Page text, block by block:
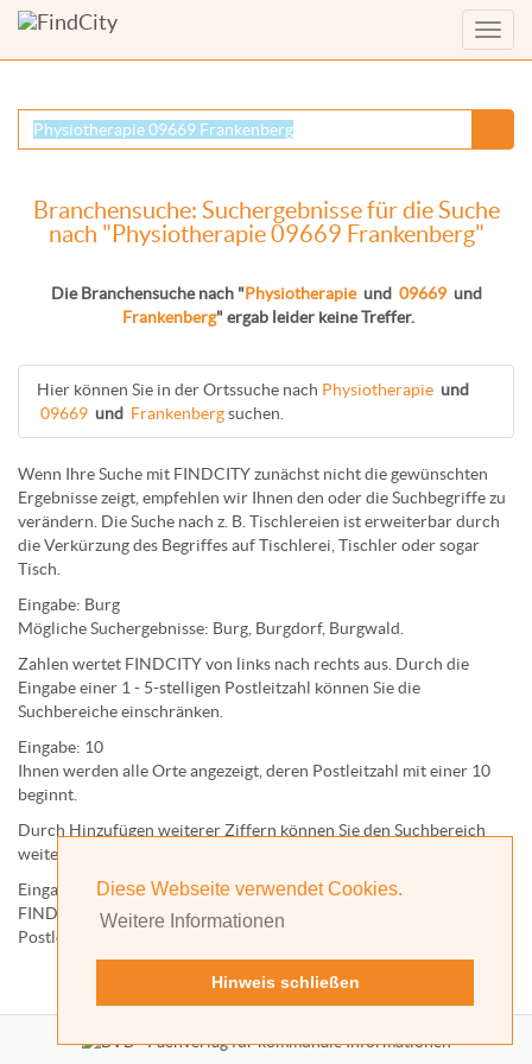
Diese Webseite verwendet Cookies.
Weitere Informationen
Hinweis schließen
Menü
Branchensuche: Suchergebnisse für die Suche
nach "Physiotherapie 09669 Frankenberg"
Die Branchensuche nach "Physiotherapie und 09669 und
Frankenberg" ergab leider keine Treffer.
Hier können Sie in der Ortssuche nach Physiotherapie und
09669 und Frankenbergsuchen.
Wenn Ihre Suche mit FINDCITY zunächst nicht die gewünschten
Ergebnisse zeigt, empfehlen wir Ihnen den oder die Suchbegriffe zu
verändern. Die Suche nach z. B. Tischlereien ist erweiterbar durch
die Verkürzung des Begriffes aufTischlerei Tischleroder sogar
Tisch
Eingabe: Burg
Mögliche Suchergebnisse: Burg Burgdorf, Burgwald.
Zahlen wertet FINDCITY von links nach rechts aus. Durch die
Eingabe einer 1 - 5-stelligen Postleitzahl können Sie die
Suchbereiche einschränken.
Eingabe: 10
Ihnen werden alle Orteangezeigt, deren Postleitzahl mit einer 10
beginnt.
Durch Hinzufügen weiterer Ziffern können Sie den Suchbereich
weiter einschränken.
Eingabe:
10585
FINDCITY präsentiert Ihnen ausschließlich die zu dieser
Postleitzahl gehörende Kommune; in diesem Fall Berlin.